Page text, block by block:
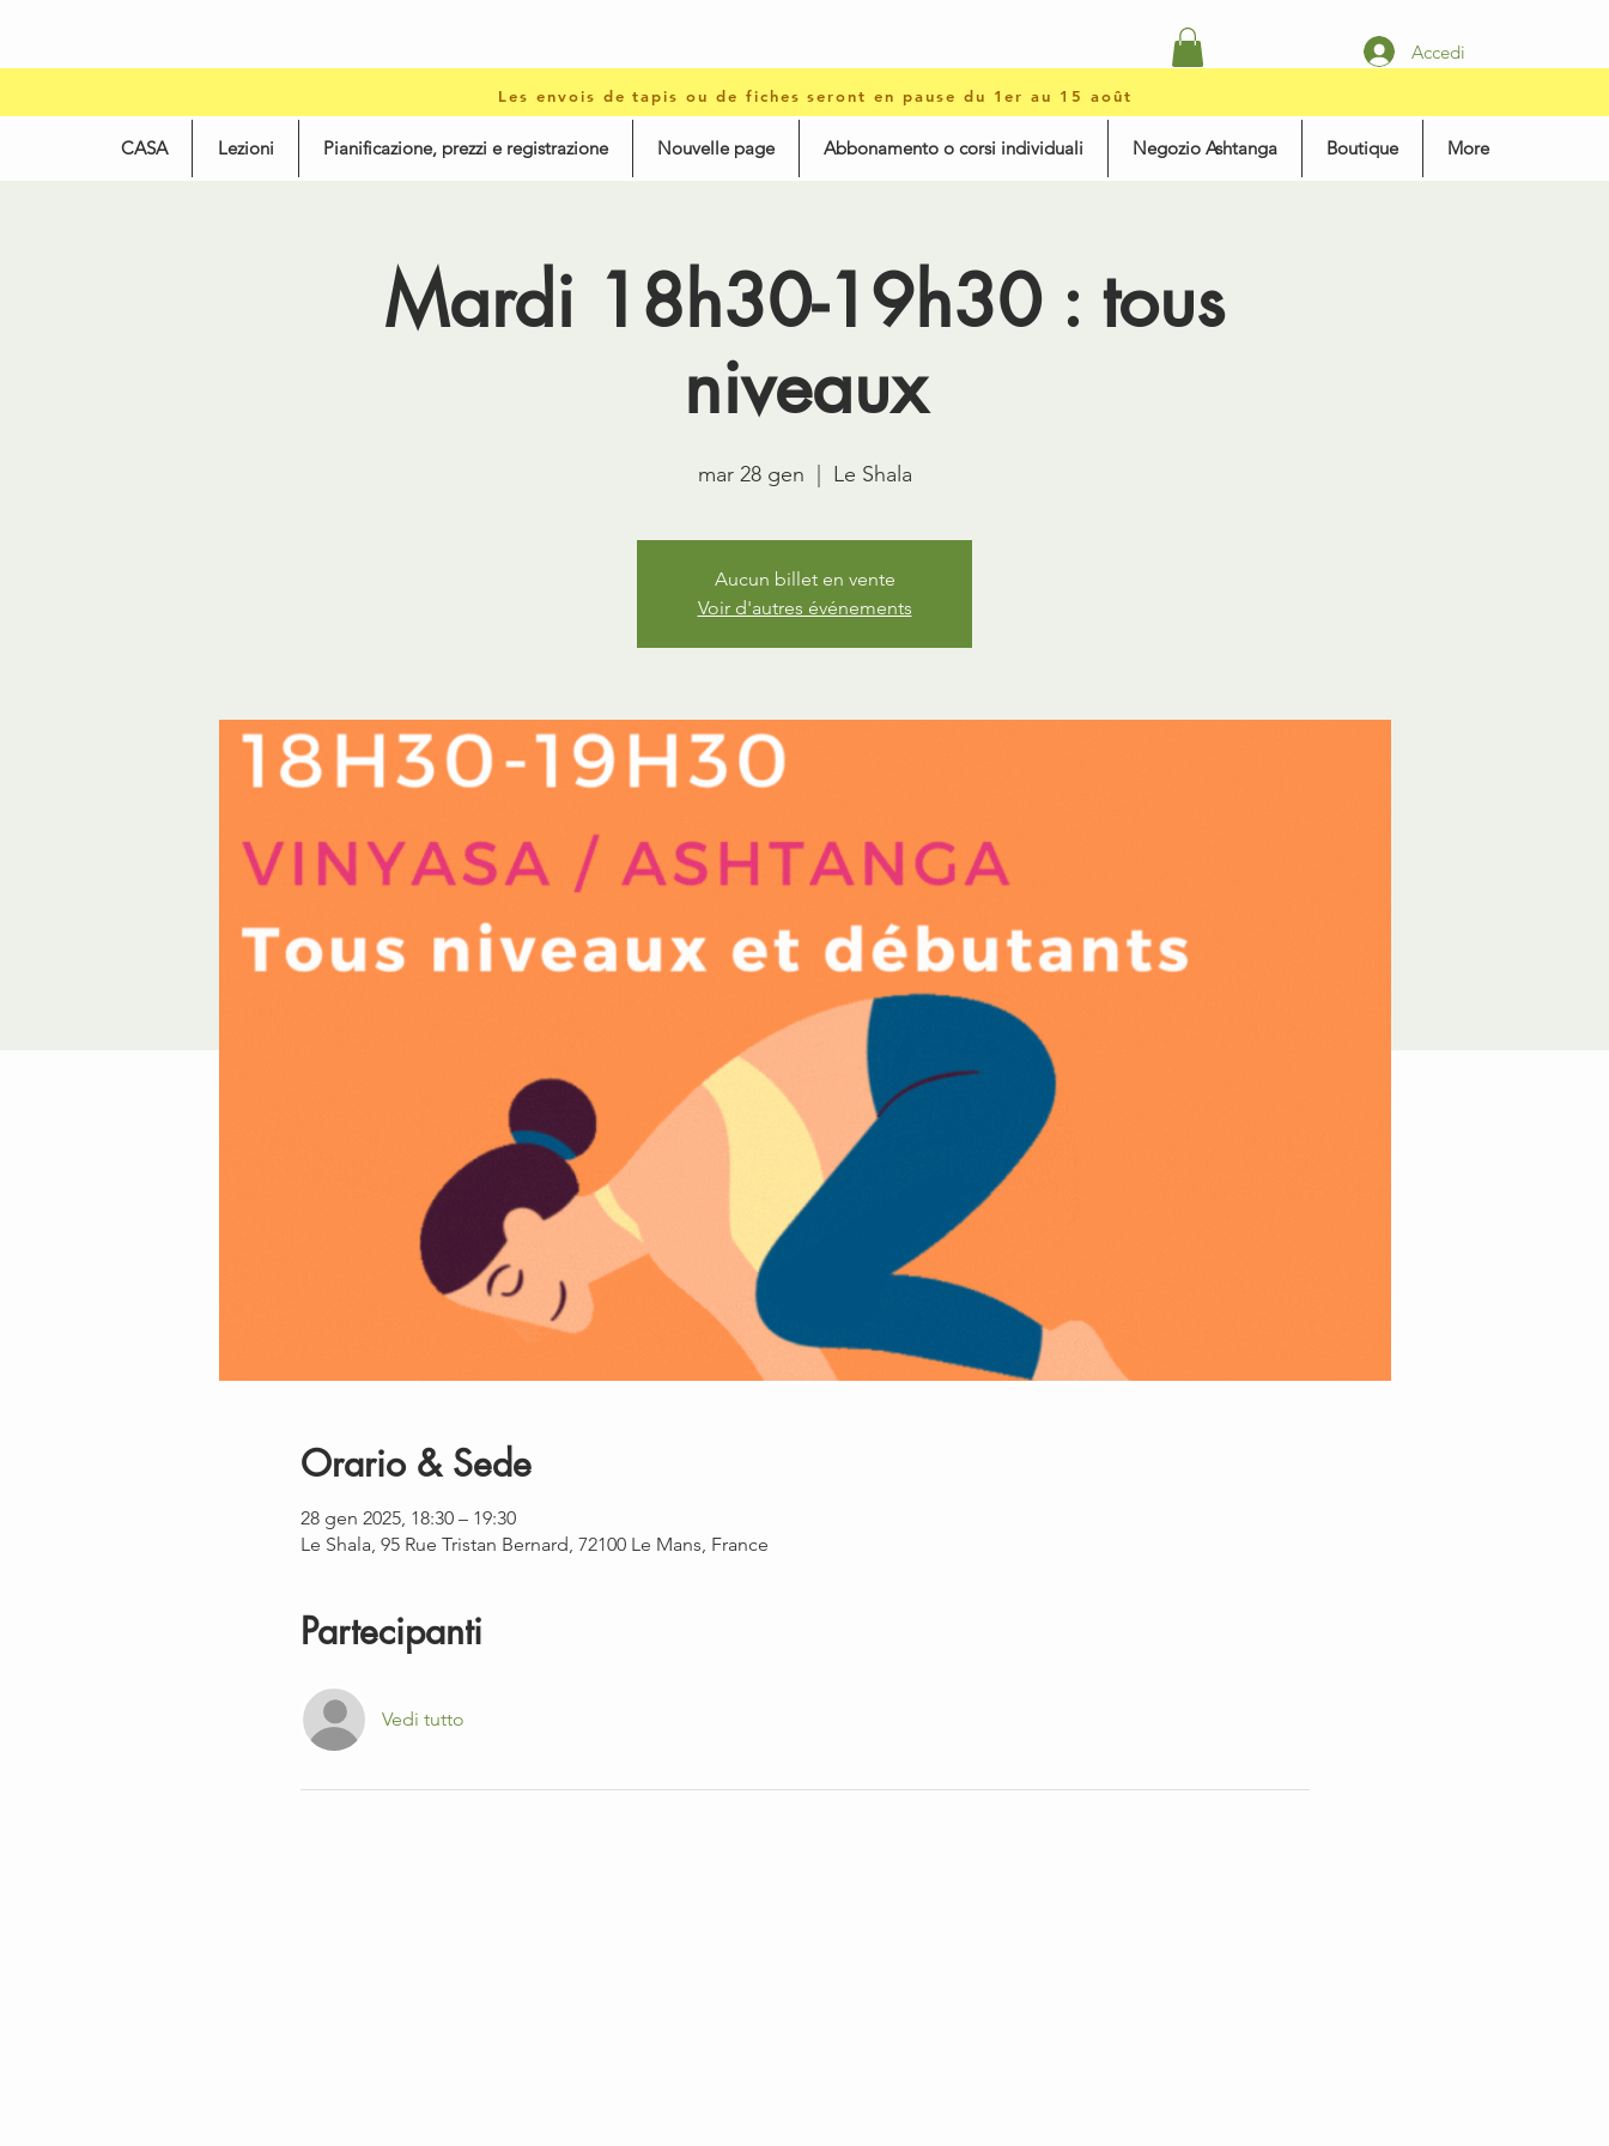
Accedi
Les envois de tapis ou de fiches seront en pause du 1er au 15 août
CASA Lezioni Pianificazione, prezzi e registrazione Nouvelle page Abbonamento o corsi individuali Negozio Ashtanga Boutique More
Mardi 18h30-19h30 : tous
niveaux
mar 28 gen Le Shala
Aucun billet en vente
Voir d'autres événements
Orario & Sede
28 gen 2025, 18:30 – 19:30
Le Shala, 95 Rue Tristan Bernard, 72100 Le Mans, France
Partecipanti
Vedi tutto